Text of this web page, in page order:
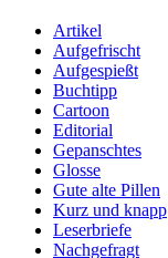
Artikel
Aufgefrischt
Aufgespießt
Buchtipp
Cartoon
Editorial
Gepanschtes
Glosse
Gute alte Pillen
Kurz und knapp
Leserbriefe
Nachgefragt